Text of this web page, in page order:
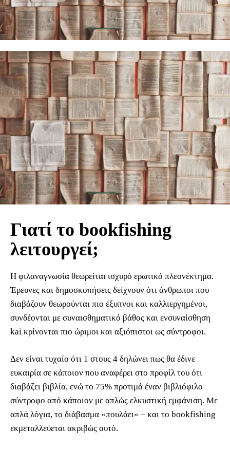
Γιατί το bookfishing
λειτουργεί;
Η φιλαναγνωσία θεωρείται ισχυρό ερωτικό πλεονέκτημα.
Έρευνες και δημοσκοπήσεις δείχνουν ότι άνθρωποι που
διαβάζουν θεωρούνται πιο έξυπνοι και καλλιεργημένοι,
συνδέονται με συναισθηματικό βάθος και ενσυναίσθηση
kai κρίνονται πιο ώριμοι και αξιόπιστοι ως σύντροφοι.
Δεν είναι τυχαίο ότι 1 στους 4 δηλώνει πως θα έδινε
ευκαιρία σε κάποιον που αναφέρει στο προφίλ του ότι
διαβάζει βιβλία, ενώ το 75% προτιμά έναν βιβλιόφιλο
σύντροφο από κάποιον με απλώς ελκυστική εμφάνιση. Με
απλά λόγια, το διάβασμα «πουλάει» – και το bookfishing
εκμεταλλεύεται ακριβώς αυτό.